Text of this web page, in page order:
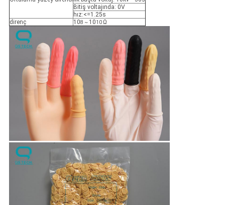
Bitiş voltajında: 0V
hız:<=1.25s
direnç
108 ~ 1010 Ω